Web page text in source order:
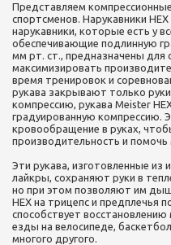
Представляем
спортсменов. Нарукавники
нарукавники, которые есть у
обеспечивающие подлинную
мм рт. ст., предназначены для
максимизировать
время тренировок и
рукава закрывают только
компрессию, рукава Meister
градуированную компрессию.
кровообращение в руках,
производительность и
Эти рукава, изготовленные из
лайкры, сохраняют руки в
но при этом позволяют им
HEX на трицепс и предплечья
способствует
езды на велосипеде,
многого другого.